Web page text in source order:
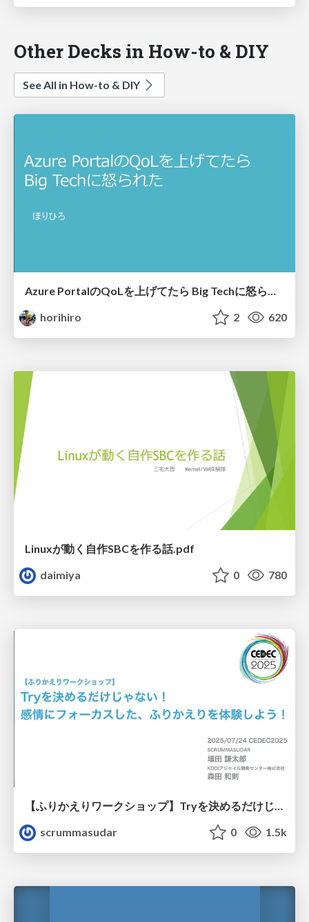
Other Decks in How-to & DIY
See All in How-to & DIY
Azure PortalのQoLを上げてたら​ Big Techに怒られた​
horihiro
2 620
Linuxが動く自作SBCを作る話.pdf
daimiya
0 780
【ふりかえりワークショップ】Tryを決めるだけじゃない！感情にフォーカスした、ふりかえりを体験しよう！
scrummasudar
0 1.5k